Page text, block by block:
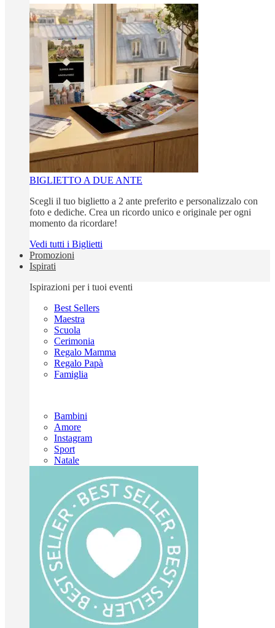
BIGLIETTO A DUE ANTE
Scegli il tuo biglietto a 2 ante preferito e personalizzalo con
foto e dediche. Crea un ricordo unico e originale per ogni
momento da ricordare!
Vedi tutti i Biglietti
Promozioni
Ispirati
Ispirazioni per i tuoi eventi
Best Sellers
Maestra
Scuola
Cerimonia
Regalo Mamma
Regalo Papà
Famiglia
Bambini
Amore
Instagram
Sport
Natale